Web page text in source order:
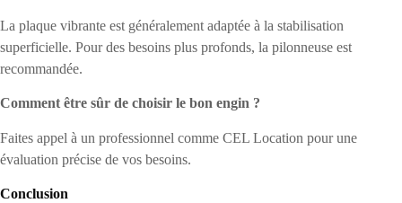
La plaque vibrante est généralement adaptée à la stabilisation
superficielle. Pour des besoins plus profonds, la pilonneuse est
recommandée.
Comment être sûr de choisir le bon engin ?
Faites appel à un professionnel comme CEL Location pour une
évaluation précise de vos besoins.
Conclusion